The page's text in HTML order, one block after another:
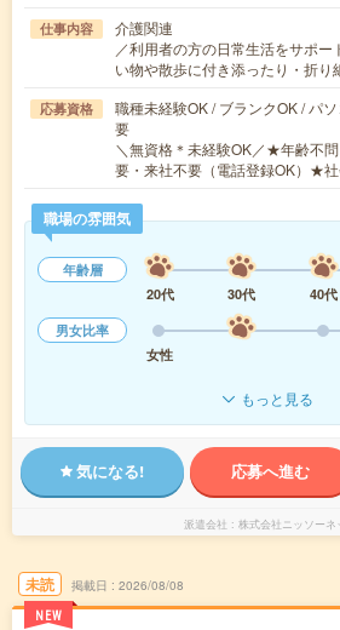
仕事内容
介護関連
／利用者の方の日常生活をサポ
い物や散歩に付き添ったり・折
応募資格
職種未経験OK / ブランクOK / パ
要
＼無資格＊未経験OK／★年齢不
要・来社不要（電話登録OK）★
職場の雰囲気
年齢層
20代
30代 40代
男女比率
女性
もっと見る
気になる! 応募へ進む
派遣会社 株式会社ニッソーネ
未読
NEW
掲載日 2026/08/08